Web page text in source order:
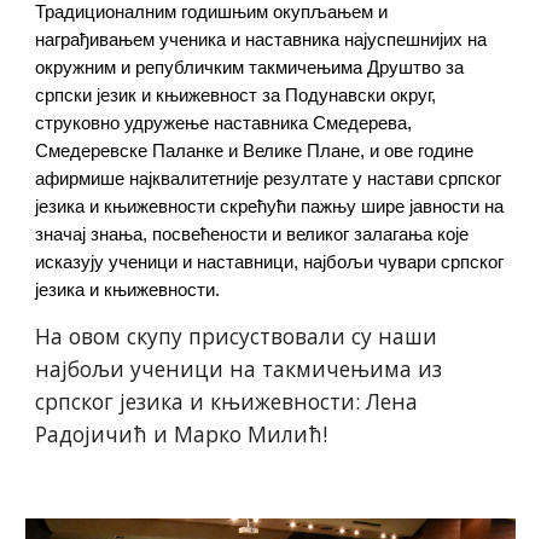
Традиционалним годишњим окупљањем и
награђивањем ученика и наставника најуспешнијих на
окружним и републичким такмичењима Друштво за
српски језик и књижевност за Подунавски округ,
струковно удружење наставника Смедерева,
Смедеревске Паланке и Велике Плане, и ове године
афирмише најквалитетније резултате у настави српског
језика и књижевности скрећући пажњу шире јавности на
значај знања, посвећености и великог залагања које
исказују ученици и наставници, најбољи чувари српског
језика и књижевности.
На овом скупу присуствовали су наши
најбољи ученици на такмичењима из
српског језика и књижевности: Лена
Радојичић и Марко Милић!